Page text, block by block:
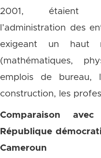
2001, étaient
l’administration des
exigeant un haut
(mathématiques,
emplois de bureau,
construction, les
Comparaison
République
Cameroun